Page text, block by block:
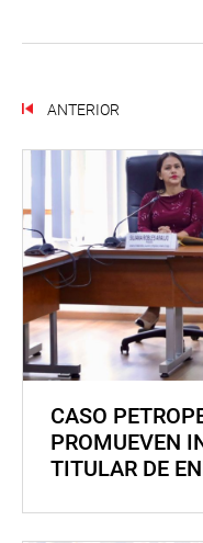
ANTERIOR
CASO
PROMUEVEN
TITULAR DE